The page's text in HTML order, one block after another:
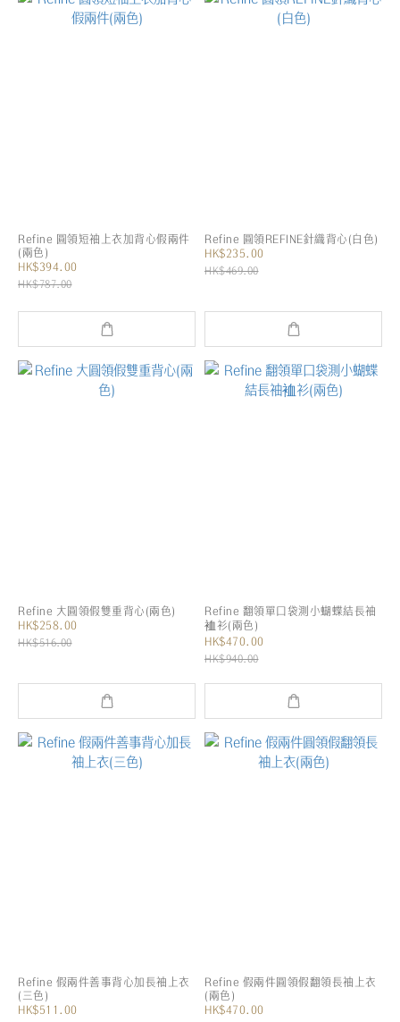
Refine 圓領短袖上衣加背心假兩件
(兩色)
HK$394.00
HK$787.00
Refine 圓領REFINE針織背心(白色)
HK$235.00
HK$469.00
Refine 大圓領假雙重背心(兩色)
HK$258.00
HK$516.00
Refine 翻領單口袋測小蝴蝶結長袖
裇衫(兩色)
HK$470.00
HK$940.00
Refine 假兩件善事背心加長袖上衣
(三色)
HK$511.00
Refine 假兩件圓領假翻領長袖上衣
(兩色)
HK$470.00